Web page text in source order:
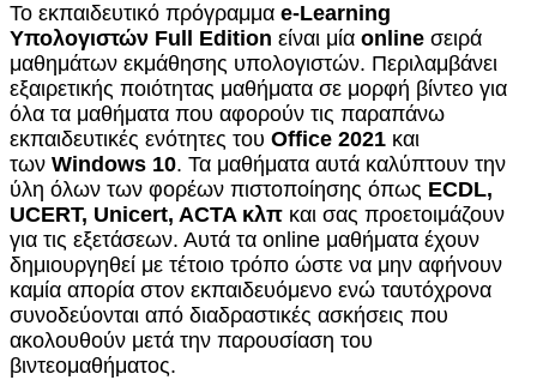
Το εκπαιδευτικό πρόγραμμα e-Learning
Υπολογιστών Full Edition είναι μία online σειρά
μαθημάτων εκμάθησης υπολογιστών. Περιλαμβάνει
εξαιρετικής ποιότητας μαθήματα σε μορφή βίντεο για
όλα τα μαθήματα που αφορούν τις παραπάνω
εκπαιδευτικές ενότητες του Office 2021 και
των Windows 10. Τα μαθήματα αυτά καλύπτουν την
ύλη όλων των φορέων πιστοποίησης όπως ECDL,
UCERT, Unicert, ACTA κλπ και σας προετοιμάζουν
για τις εξετάσεων. Αυτά τα online μαθήματα έχουν
δημιουργηθεί με τέτοιο τρόπο ώστε να μην αφήνουν
καμία απορία στον εκπαιδευόμενο ενώ ταυτόχρονα
συνοδεύονται από διαδραστικές ασκήσεις που
ακολουθούν μετά την παρουσίαση του
βιντεομαθήματος.